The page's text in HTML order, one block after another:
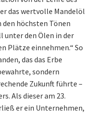
das wertvolle Mandelöl
höchsten Tönen
unter den Ölen in der
Plätze einnehmen.“ So
das das Erbe
sondern
Zukunft führte –
Als dieser am 23.
er ein Unternehmen,